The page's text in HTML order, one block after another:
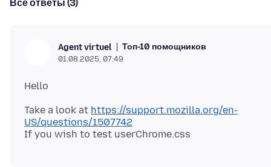
Все ответы (3)
Agent virtuel Топ-10 помощников
01.08.2025, 07:49
Take a look at https://support.mozilla.org/en-
US/questions/1507742